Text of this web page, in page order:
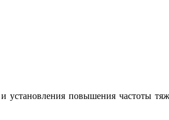
установления повышения частоты